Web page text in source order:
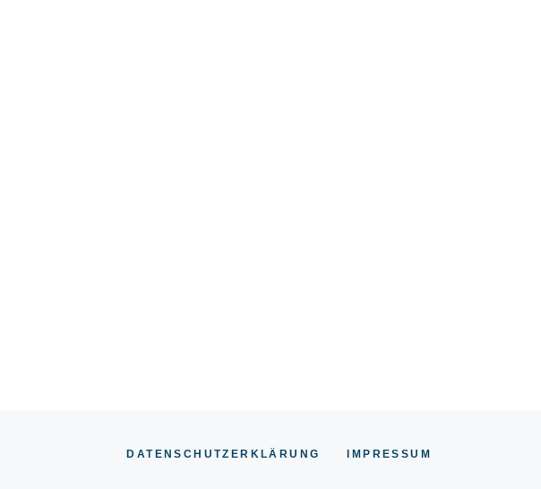
DATENSCHUTZERKLÄRUNG IMPRESSU M